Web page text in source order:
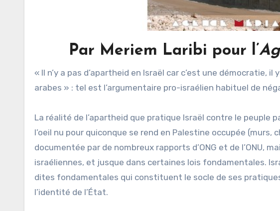
Par Meriem Laribi pour l’
« Il n’y a pas d’apartheid en Israël car c’est une démocratie,
arabes » : tel est l’argumentaire pro-israélien habituel de
La réalité de l’apartheid que pratique Israël contre le peuple
l’oeil nu pour quiconque se rend en Palestine occupée
documentée par de nombreux rapports d’ONG et de l’ONU,
israéliennes, et jusque dans certaines lois fondamentales.
dites fondamentales qui constituent le socle de ses
l’identité de l’État.